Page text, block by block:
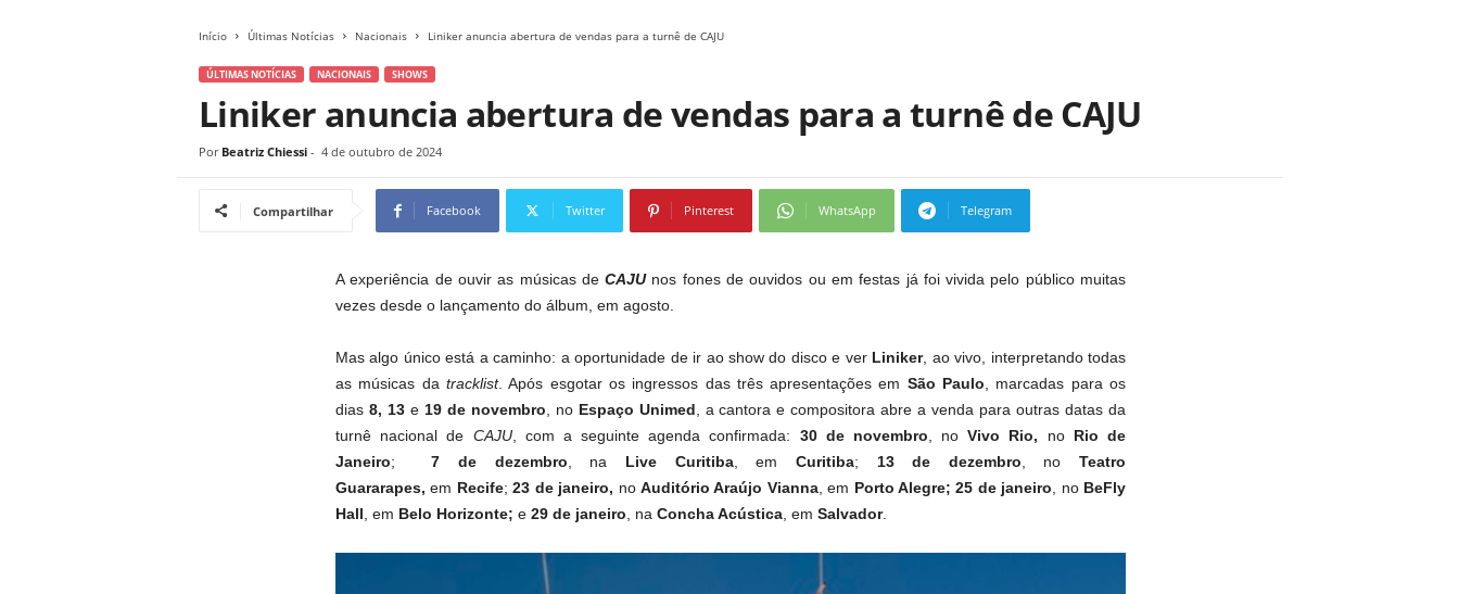
Início Últimas Notícias Nacionais Liniker anuncia abertura de vendas para a turnê de CAJU
ÚLTIMAS NOTÍCIAS NACIONAIS SHOWS
Liniker anuncia abertura de vendas para a turnê de CAJU
Por Beatriz Chiessi - 4 de outubro de 2024
Compartilhar Facebook Twitter Pinterest WhatsApp Telegram
A experiência de ouvir as músicas deCAJUnos fones de ouvidos ou em festas já foi vivida pelo público muitas
vezes desde o lançamento do álbum, em agosto.
Mas algo único está a caminho: a oportunidade de ir ao show do disco e ver Liniker, ao vivo, interpretando todas
as músicas da tracklist. Após esgotar os ingressos das três apresentações em São Paulo , marcadas para os
dias 8, 13 e19 de novembro , no Espaço Unimed , a cantora e compositora abre a venda para outras datas da
turnê nacional de CAJU, com a seguinte agenda confirmada: 30 de novembro , noVivo Rio, no Rio de
Janeiro;7 de dezembro , na Live Curitiba, em Curitiba; 13 de dezembro , noTeatro
Guararapes,em Recife; 23 de janeiro, noAuditório Araújo Vianna, em Porto Alegre; 25 de janeiro , no BeFly
Hall , em Belo Horizonte; e 29 de janeiro , na Concha Acústica , em Salvador.